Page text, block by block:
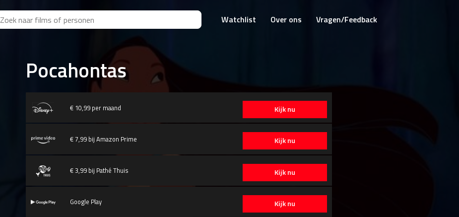
Watchlist Over ons Vragen/Feedback
Pocahontas
Kijk nu
€ 10,99 per maand
Kijk nu
€ 7,99 bij Amazon Prime
Kijk nu
€ 3,99 bij Pathé Thuis
Kijk nu
Google Play